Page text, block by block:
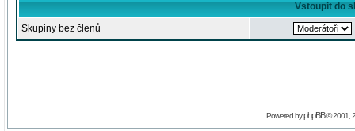
Vstoupit do
Skupiny bez členů
Powered byphpBB© 2001,